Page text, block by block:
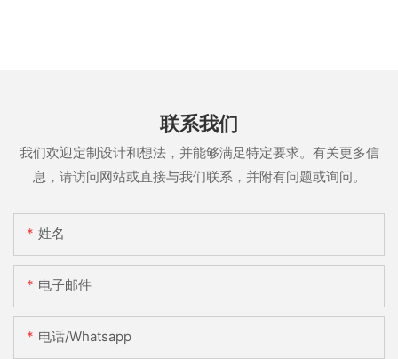
联系我们
我们欢迎定制设计和想法，并能够满足特定要求。有关更多信
息，请访问网站或直接与我们联系，并附有问题或询问。
姓名
电子邮件
电话/whatsapp